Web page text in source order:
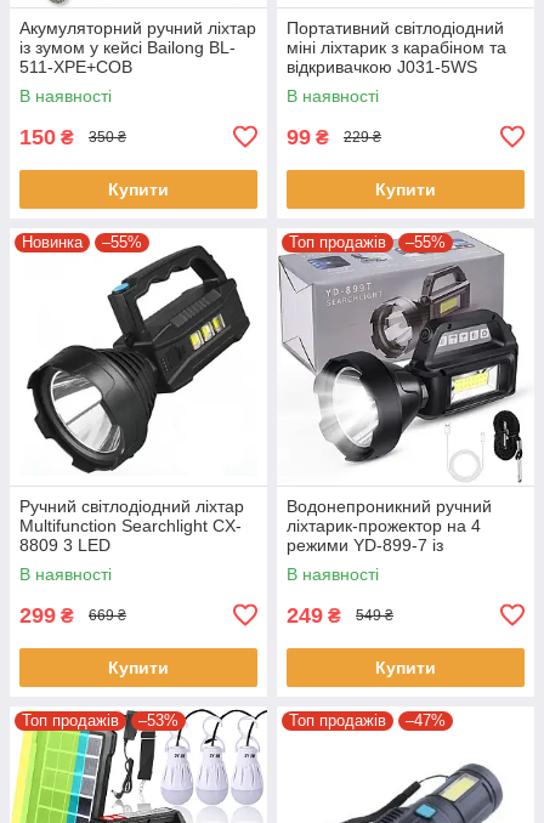
Акумуляторний ручний ліхтар
із зумом у кейсі Bailong BL-
511-XPE+COB
В наявності
150 ₴ 350 ₴
Купити
Портативний світлодіодний
міні ліхтарик з карабіном та
відкривачкою J031-5WS
Ліхтарик-брелок на ключі
В наявності
99 ₴ 229 ₴
Купити
Новинка –55%
Ручний світлодіодний ліхтар
Multifunction Searchlight CX-
8809 3 LED
В наявності
299 ₴ 669 ₴
Купити
Топ продажів –55%
Водонепроникний ручний
ліхтарик-прожектор на 4
режими YD-899-7 із
сонячною панеллю та
Powerbank
В наявності
249 ₴ 549 ₴
Купити
Топ продажів –53% Топ продажів –47%